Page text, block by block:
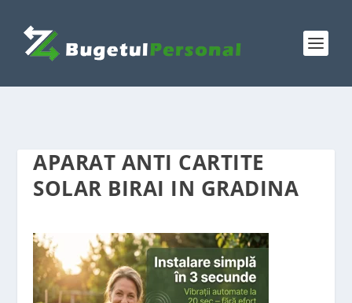
APARAT ANTI CARTITE
SOLAR BIRAI IN GRADINA